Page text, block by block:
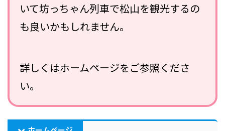
いて坊っちゃん列車で松山を観光するの
も良いかもしれません。
詳しくはホームページをご参照くださ
い。